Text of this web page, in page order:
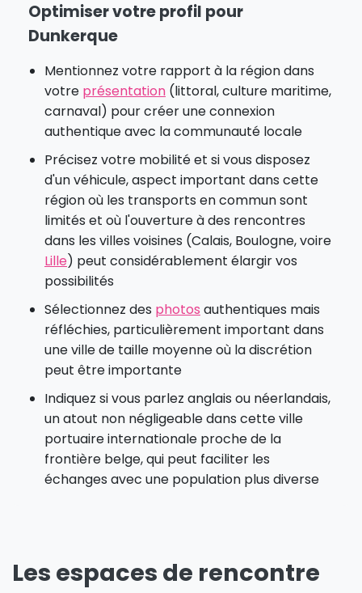
Optimiser votre profil pour
Dunkerque
Mentionnez votre rapport à la région dans
votre présentation (littoral, culture maritime,
carnaval) pour créer une connexion
authentique avec la communauté locale
Précisez votre mobilité et si vous disposez
d'un véhicule, aspect important dans cette
région où les transports en commun sont
limités et où l'ouverture à des rencontres
dans les villes voisines (Calais, Boulogne, voire
Lille) peut considérablement élargir vos
possibilités
Sélectionnez des photos authentiques mais
réfléchies, particulièrement important dans
une ville de taille moyenne où la discrétion
peut être importante
Indiquez si vous parlez anglais ou néerlandais,
un atout non négligeable dans cette ville
portuaire internationale proche de la
frontière belge, qui peut faciliter les
échanges avec une population plus diverse
Les espaces de rencontre